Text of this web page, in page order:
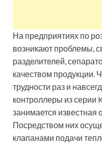
На предприятиях по
возникают проблемы,
разделителей,
качеством продукции.
трудности раз и
контроллеры из серии
занимается известная
Посредством них
клапанами подачи